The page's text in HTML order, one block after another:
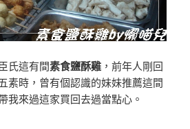
氏這有間素食鹽酥雞 ，前年人剛回
素時，曾有個認識的妹妹推薦這間
我來過這家買回去過當點心。